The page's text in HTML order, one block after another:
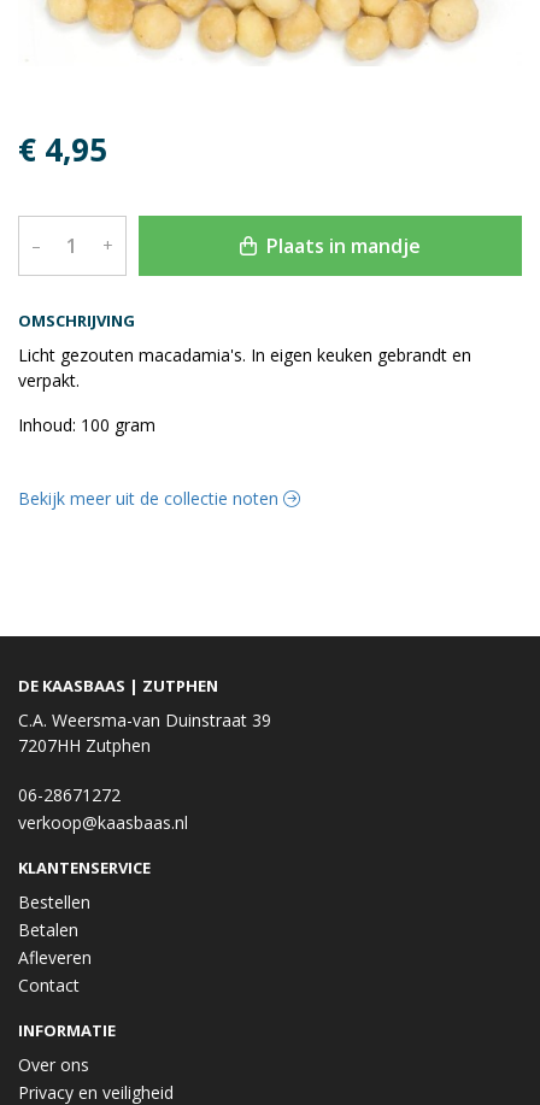
OMSCHRIJVING
Licht gezouten macadamia's. In eigen keuken gebrandt en
verpakt.
Inhoud: 100 gram
€ 4,95
– + Plaats in mandje
Bekijk meer uit de collectie noten
DE KAASBAAS | ZUTPHEN
C.A. Weersma-van Duinstraat 39
7207HH Zutphen
06-28671272
verkoop@kaasbaas.nl
KLANTENSERVICE
Bestellen
Betalen
Afleveren
Contact
INFORMATIE
Over ons
Privacy en veiligheid